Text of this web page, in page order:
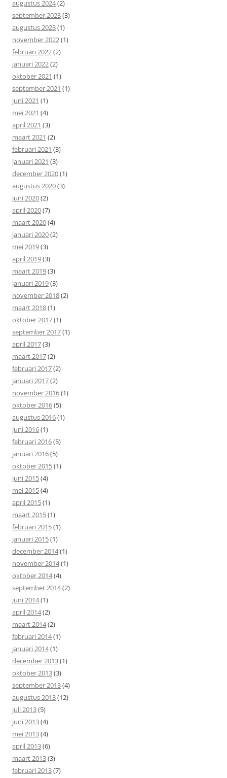
augustus 2024(2)
september 2023(3)
augustus 2023(1)
november 2022(1)
februari 2022(2)
januari 2022(2)
oktober 2021 (1)
september 2021 (1)
juni 2021 (1)
mei 2021 (4)
april 2021 (3)
maart 2021 (2)
februari 2021 (3)
januari 2021 (3)
december 2020(1)
augustus 2020(3)
juni 2020(2)
april 2020(7)
maart 2020(4)
januari 2020(2)
mei 2019(3)
april 2019(3)
maart 2019(3)
januari 2019(3)
november 2018(2)
maart 2018(1)
oktober 2017(1)
september 2017(1)
april 2017(3)
maart 2017(2)
februari 2017(2)
januari 2017(2)
november 2016(1)
oktober 2016(5)
augustus 2016(1)
juni 2016(1)
februari 2016(5)
januari 2016(5)
oktober 2015(1)
juni 2015(4)
mei 2015(4)
april 2015(1)
maart 2015(1)
februari 2015(1)
januari 2015(1)
december 2014(1)
november 2014(1)
oktober 2014(4)
september 2014(2)
juni 2014(1)
april 2014(2)
maart 2014(2)
februari 2014(1)
januari 2014(1)
december 2013(1)
oktober 2013(3)
september 2013(4)
augustus 2013(12)
juli 2013(5)
juni 2013(4)
mei 2013(4)
april 2013(6)
maart 2013(3)
februari 2013(7)